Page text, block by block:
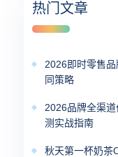
热门文章
2026即时零售
同策略
2026品牌全渠
测实战指南
秋天第一杯奶茶